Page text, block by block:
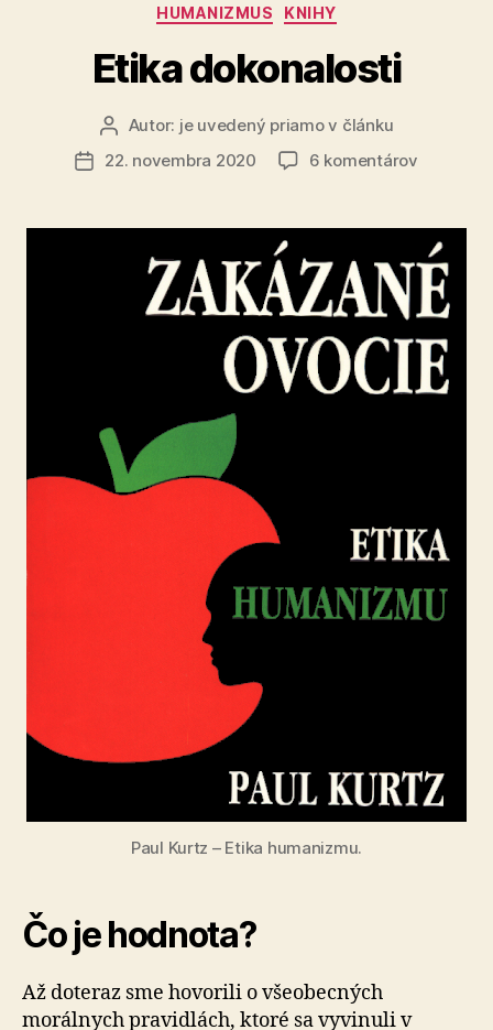
Kategórie
HUMANIZMUS KNIHY
Etika dokonalosti
Autor
článku
Autor: je uvedený priamo v článku
Dátum
22. novembra 2020 6 komentárovna
Paul Kurtz – Etika humanizmu.
Čo je hodnota?
Až doteraz sme hovorili o všeobecných
morálnych pravidlách, ktoré sa vyvinuli v